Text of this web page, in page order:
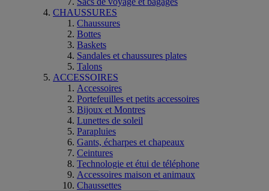
CHAUSSURES
Chaussures
Bottes
Baskets
Sandales et chaussures plates
Talons
ACCESSOIRES
Accessoires
Portefeuilles et petits accessoires
Bijoux et Montres
Lunettes de soleil
Parapluies
Gants, écharpes et chapeaux
Ceintures
Technologie et étui de téléphone
Accessoires maison et animaux
Chaussettes